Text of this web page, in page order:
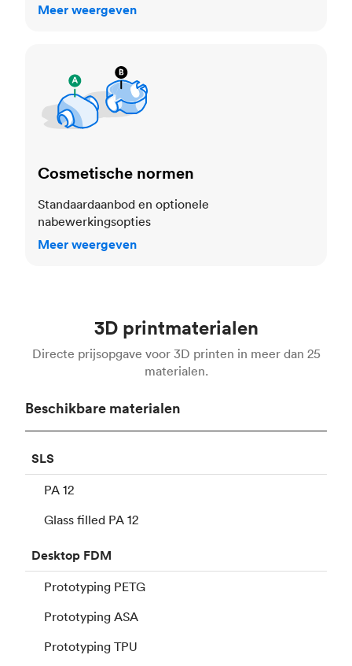
Meer weergeven
Cosmetische normen
Standaardaanbod en optionele
nabewerkingsopties
Meer weergeven
3D printmaterialen
Directe prijsopgave voor 3D printen in meer dan 25
materialen.
Beschikbare materialen
SLS
PA 12
Glass filled PA 12
Desktop FDM
Prototyping PETG
Prototyping ASA
Prototyping TPU